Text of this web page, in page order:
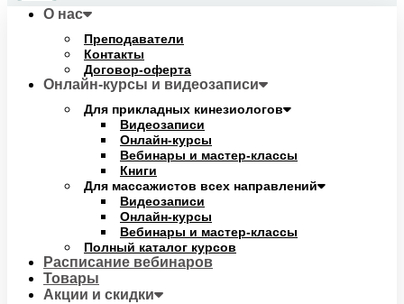
О нас
Преподаватели
Контакты
Договор-оферта
Онлайн-курсы и видеозаписи
Для прикладных кинезиологов
Видеозаписи
Онлайн-курсы
Вебинары и мастер-классы
Книги
Для массажистов всех направлений
Видеозаписи
Онлайн-курсы
Вебинары и мастер-классы
Полный каталог курсов
Расписание вебинаров
Товары
Акции и скидки